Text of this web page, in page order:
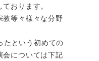
おります。
教等々様々な分野
という初めての
会については下記